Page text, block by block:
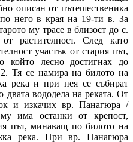
описан от пътешественика
него в края на 19-ти в. За
му трасе в близост до с.
растителност. След като
участък от стария път,
лесно достигнах до
Тя се намира на билото на
река и при нея се събират
вододела на реката. От
и изкачих вр. Панагюра /
има останки от крепост,
път, минаващ по билото на
река. При вр. Панагюра